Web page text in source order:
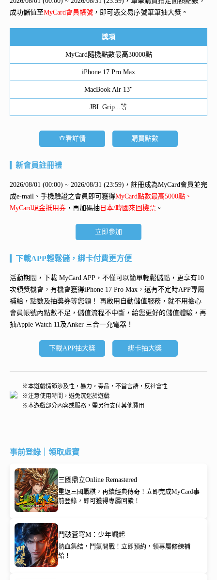
成功儲值至MyCard會員帳號 ，即可憑交易序號筆筆抽大獎。
獎項
MyCard隨機點數最高30000點
iPhone 17 Pro Max
MacBook Air 13"
JBL Grip...等
查看詳情 購買點數
新會員註冊禮
2026/08/01 (00:00) ~ 2026/08/31 (23:59)，註冊成為MyCard會員並完
成e-mail、手機驗證之會員即可獲得MyCard點數最高5000點、
MyCard現金抵用券 ，再加碼抽 日本/韓國來回機票 。
立即參加
下載APP輕鬆儲，綁卡付費更方便
活動期間，下載 MyCard APP，不僅可以簡單輕鬆儲點，更享有10
次領獎機會，有機會獲得iPhone 17 Pro Max ，還有不定時APP專屬
補給，點數及抽獎券等您領！ 再啟用自動儲值服務 ，就不用擔心
會員帳號內點數不足，儲值流程不中斷，給您更好的儲值體驗，再
抽Apple Watch 11及Anker 三合一充電器 ！
下載APP抽大獎 綁卡抽大獎
※本遊戲情節涉及性，暴力，毒品，不當言語，反社會性
※注意使用時間，避免沉迷於遊戲
※本遊戲部分內容或服務，需另行支付其他費用
事前登錄｜領取虛寶
三國鼎立Online Remastered
重返三國戰棋，再續經典傳奇！立即完成MyCard事
前登錄，即可獲得專屬回饋！
鬥破蒼穹M：少年崛起
熱血集結，鬥氣開戰！立即預約，領專屬修練補
給！